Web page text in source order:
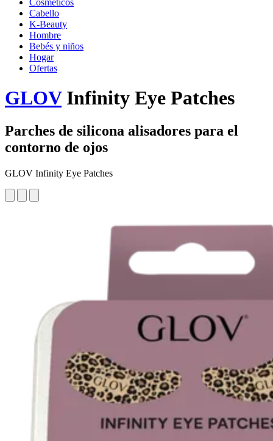
Cosméticos
Cabello
K-Beauty
Hombre
Bebés y niños
Hogar
Ofertas
GLOVInfinity Eye Patches
Parches de silicona alisadores para el
contorno de ojos
GLOV Infinity Eye Patches